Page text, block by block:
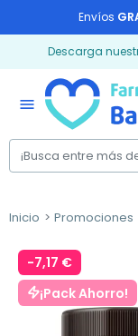
Envíos
Descarga
menu
Inicio Promociones
-7,17 €
¡Pack Ahorro!